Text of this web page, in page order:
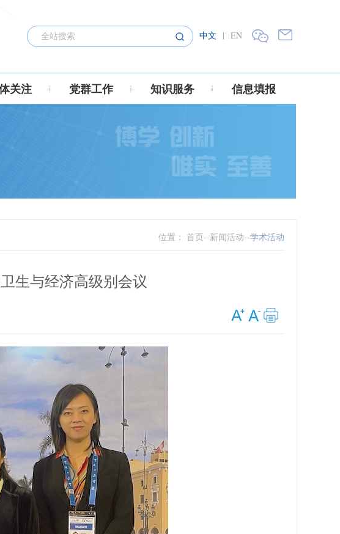
中文 | EN
关注 党群工作 知识服务 信息填报
位置： 首页--新闻活动--学术活动
生与经济高级别会议